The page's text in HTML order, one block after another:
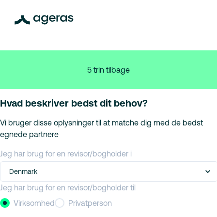
5 trin tilbage
Hvad beskriver bedst dit behov?
Vi bruger disse oplysninger til at matche dig med de bedst
egnede partnere
Jeg har brug for en revisor/bogholder i
Denmark
Jeg har brug for en revisor/bogholder til
Virksomhed
Privatperson